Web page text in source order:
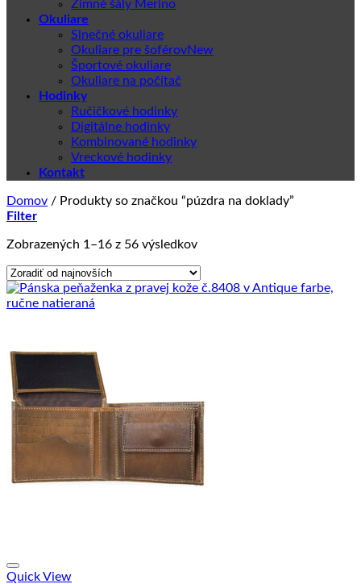
Zimné šály Merino
Okuliare
Slnečné okuliare
Okuliare pre šoférov
Športové okuliare
Okuliare na počítač
Hodinky
Ručičkové hodinky
Digitálne hodinky
Kombinované hodinky
Vreckové hodinky
Kontakt
Domov / Produkty so značkou “púzdra na doklady”
Filter
Zobrazených 1–16 z 56 výsledkovZoradené
najnovších
Quick View